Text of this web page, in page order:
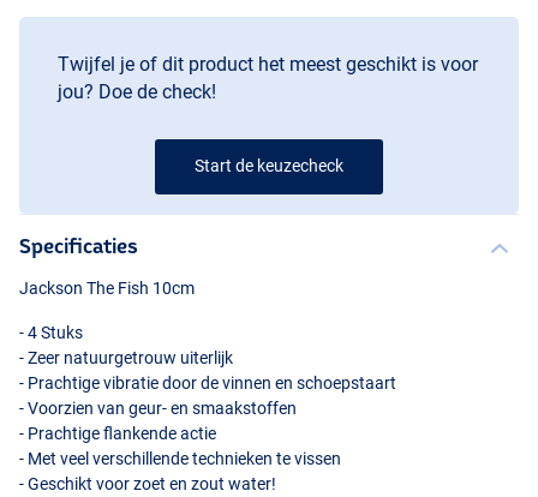
Twijfel je of dit product het meest geschikt is voor
jou? Doe de check!
Start de keuzecheck
Specificaties
Jackson The Fish 10cm
- 4 Stuks
- Zeer natuurgetrouw uiterlijk
- Prachtige vibratie door de vinnen en schoepstaart
- Voorzien van geur- en smaakstoffen
- Prachtige flankende actie
- Met veel verschillende technieken te vissen
- Geschikt voor zoet en zout water!